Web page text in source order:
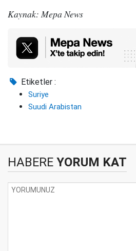
Kaynak: Mepa News
Etiketler :
Suriye
Suudi Arabistan
HABERE YORUM KAT